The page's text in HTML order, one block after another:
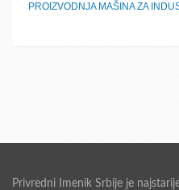
PROIZVODNJA MAŠINA ZA
Privredni Imenik Srbije je